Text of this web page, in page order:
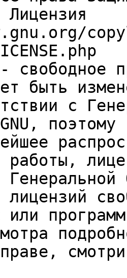
быть
с
поэтому
работы,
лицензий
или